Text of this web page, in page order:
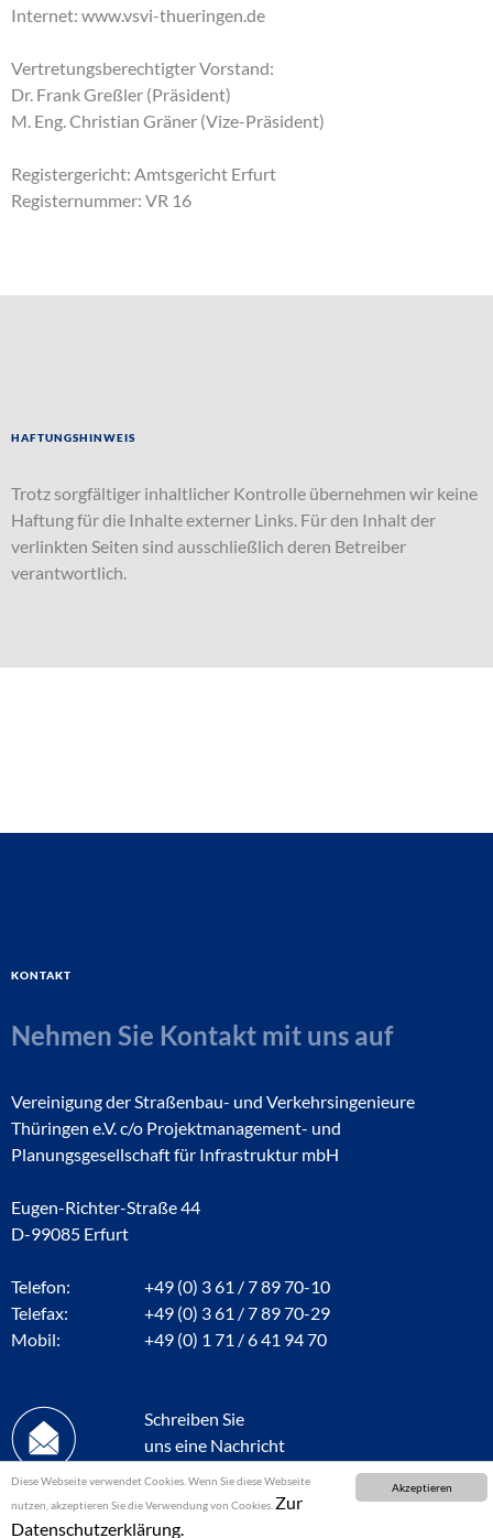
Akzeptieren
Diese Webseite verwendet Cookies. Wenn Sie diese Webseite
nutzen, akzeptieren Sie die Verwendung von Cookies. Zur
Datenschutzerklärung.
Internet: www.vsvi-thueringen.de
Vertretungsberechtigter Vorstand:
Dr. Frank Greßler (Präsident)
M. Eng. Christian Gräner (Vize-Präsident)
Registergericht: Amtsgericht Erfurt
Registernummer: VR 16
Haftungshinweis
Trotz sorgfältiger inhaltlicher Kontrolle übernehmen wir keine
Haftung für die Inhalte externer Links. Für den Inhalt der
verlinkten Seiten sind ausschließlich deren Betreiber
verantwortlich.
Kontakt
Nehmen Sie Kontakt mit uns auf
Vereinigung der Straßenbau- und Verkehrsingenieure
Thüringen e.V. c/o Projektmanagement- und
Planungsgesellschaft für Infrastruktur mbH
Eugen-Richter-Straße 44
D-99085 Erfurt
Telefon:
+49 (0) 3 61 / 7 89 70-10
Telefax:
+49 (0) 3 61 / 7 89 70-29
Mobil:
+49 (0) 1 71 / 6 41 94 70
Schreiben Sie
uns eine Nachricht